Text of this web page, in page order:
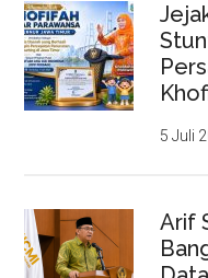
5 Juli
Arif